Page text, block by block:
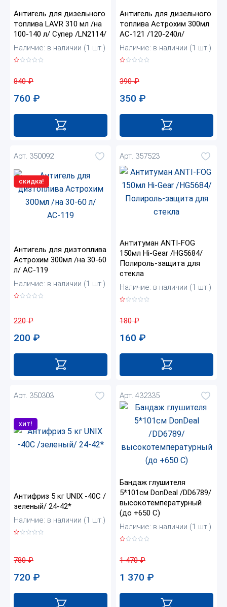
Антигель для дизельного
топлива LAVR 310 мл /на
100-140 л/ Супер /LN2114/
Наличие: в наличии (1 шт.)
840₽
760 ₽
Антигель для дизельного
топлива Астрохим 300мл
AC-121 /120-240л/
Наличие: в наличии (1 шт.)
390₽
350 ₽
Арт. 350092
скидка!
Антигель для дизтоплива
Астрохим 300мл /на 30-60
л/ АС-119
Наличие: в наличии (1 шт.)
220₽
200 ₽
Арт. 357523
Антитуман ANTI-FOG
150мл Нi-Gear /HG5684/
Полироль-защита для
стекла
Наличие: в наличии (1 шт.)
180₽
160 ₽
Арт. 350303
хит!
Антифриз 5 кг UNIX -40С /
зеленый/ 24-42*
Наличие: в наличии (1 шт.)
780₽
720 ₽
Арт. 432335
Бандаж глушителя
5*101см DonDeal /DD6789/
высокотемпературный
(до +650 С)
Наличие: в наличии (1 шт.)
1 470₽
1 370 ₽